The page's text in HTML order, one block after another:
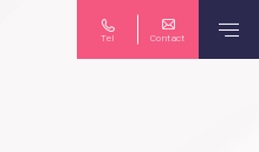
Tel Contact